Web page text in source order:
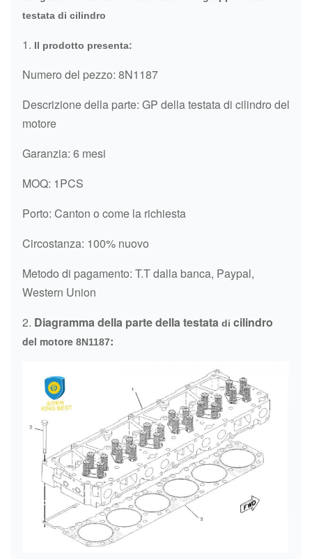
testata di cilindro
1. Il prodotto presenta:
Numero del pezzo: 8N1187
Descrizione della parte: GP della testata di cilindro del
motore
Garanzia: 6 mesi
MOQ: 1PCS
Porto: Canton o come la richiesta
Circostanza: 100% nuovo
Metodo di pagamento: T.T dalla banca, Paypal,
Western Union
2. Diagramma della parte della testata di cilindro
del motore 8N1187: